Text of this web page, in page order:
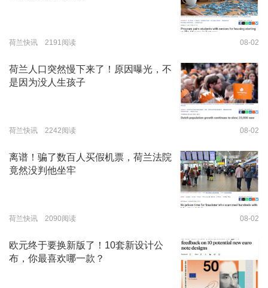
荷兰快讯 2191阅读 08-02
荷兰人口突然慢下来了！原因曝光，不
是因为没人生孩子
荷兰快讯 2242阅读 08-02
离谱！骗了数百人买假机票，荷兰法院
竟然没判他坐牢
荷兰快讯 2090阅读 08-02
欧元终于要换新版了！10套新设计公
布，你最喜欢哪一款？